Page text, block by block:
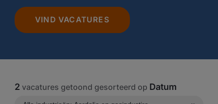
VIND VACATURES
2 vacatures getoond gesorteerd op Datum